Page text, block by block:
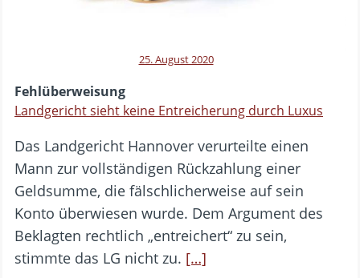
25. August 2020
Fehlüberweisung
Landgericht sieht keine Entreicherung durch Luxus
Das Landgericht Hannover verurteilte einen
Mann zur vollständigen Rückzahlung einer
Geldsumme, die fälschlicherweise auf sein
Konto überwiesen wurde. Dem Argument des
Beklagten rechtlich „entreichert“ zu sein,
stimmte das LG nicht zu. […]